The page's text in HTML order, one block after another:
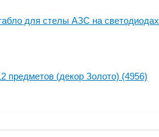
для стелы АЗС на светодиодах
предметов (декор Золото) (4956)